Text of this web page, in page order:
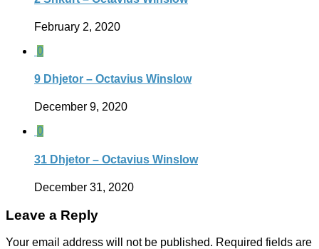
February 2, 2020
0
9 Dhjetor – Octavius Winslow
December 9, 2020
0
31 Dhjetor – Octavius Winslow
December 31, 2020
Leave a Reply
Your email address will not be published. Required fields are